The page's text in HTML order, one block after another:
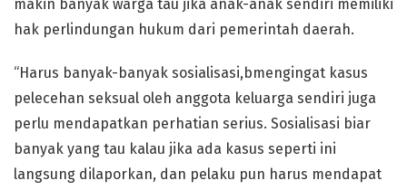
makin banyak warga tau jika anak-anak sendiri memiliki
hak perlindungan hukum dari pemerintah daerah.
“Harus banyak-banyak sosialisasi,bmengingat kasus
pelecehan seksual oleh anggota keluarga sendiri juga
perlu mendapatkan perhatian serius. Sosialisasi biar
banyak yang tau kalau jika ada kasus seperti ini
langsung dilaporkan, dan pelaku pun harus mendapat